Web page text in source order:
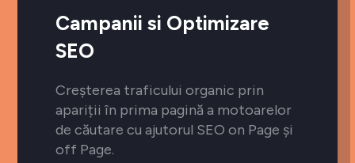
Campanii si Optimizare
SEO
Creșterea traficului organic prin
apariții în prima pagină a motoarelor
de căutare cu ajutorul SEO on Page și
off Page.